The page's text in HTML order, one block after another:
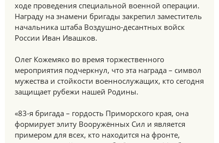
ходе проведения специальной военной операции.
Награду на знамени бригады закрепил заместитель
начальника штаба Воздушно-десантных войск
России Иван Ивашков.
Олег Кожемяко во время торжественного
мероприятия подчеркнул, что эта награда – символ
мужества и стойкости военнослужащих, кто сегодня
защищает рубежи нашей Родины.
«83-я бригада – гордость Приморского края, она
формирует элиту Вооружённых Сил и является
примером для всех, кто находится на фронте,